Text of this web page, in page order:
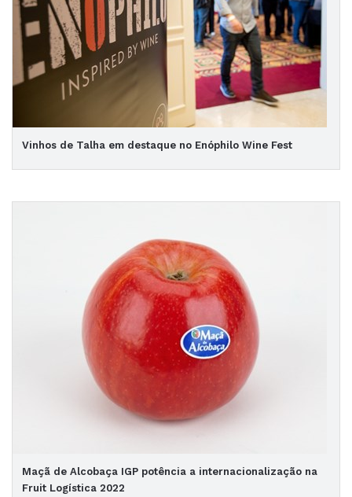
Vinhos de Talha em destaque no Enóphilo Wine Fest
Maçã de Alcobaça IGP potência a internacionalização na
Fruit Logística 2022